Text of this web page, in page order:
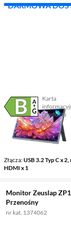
DARMOWA
Karta
produktu
Plik w
(otworzy
Ekran 13,3 ", OLED,
Czas reakcji matrycy 1 ms
Częstotliwość odświeżania
Złącza USB 3.2 Typ C x
HDMI x 1
Monitor Zeuslap
Przenośny
nr kat. 1374062